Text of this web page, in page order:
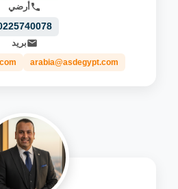
أرضي
بريد
arabia@asdegypt.com